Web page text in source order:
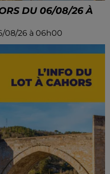
DU 06/08/26 À
08/26 à 06h00